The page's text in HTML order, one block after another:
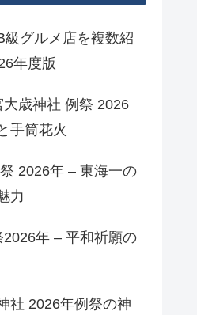
級グルメ店を複数紹
年度版
歳神社 例祭 2026
手筒花火
2026年 – 東海一の
力
年 – 平和祈願の
社 2026年例祭の神